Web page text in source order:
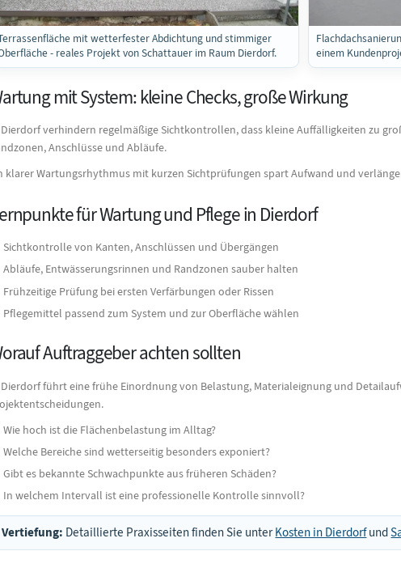
mit wetterfester Abdichtung und stimmiger
- reales Projekt von Schattauer im Raum Dierdorf.
einem
mit System: kleine Checks, große Wirkung
verhindern regelmäßige Sichtkontrollen, dass kleine Auffälligkeiten zu
Anschlüsse und Abläufe.
klarer Wartungsrhythmus mit kurzen Sichtprüfungen spart Aufwand und
für Wartung und Pflege in Dierdorf
Sichtkontrolle von Kanten, Anschlüssen und Übergängen
Abläufe, Entwässerungsrinnen und Randzonen sauber halten
Frühzeitige Prüfung bei ersten Verfärbungen oder Rissen
Pflegemittel passend zum System und zur Oberfläche wählen
Auftraggeber achten sollten
führt eine frühe Einordnung von Belastung, Materialeignung und
Wie hoch ist die Flächenbelastung im Alltag?
Welche Bereiche sind wetterseitig besonders exponiert?
Gibt es bekannte Schwachpunkte aus früheren Schäden?
In welchem Intervall ist eine professionelle Kontrolle sinnvoll?
Vertiefung: Detaillierte Praxisseiten finden Sie unterKosten in Dierdorfund